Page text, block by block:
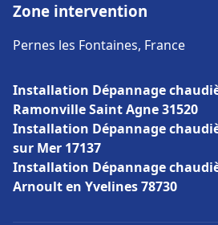
Zone intervention
Pernes les Fontaines, France
Installation Dépannage
Ramonville Saint Agne 31520
Installation Dépannage
sur Mer 17137
Installation Dépannage
Arnoult en Yvelines 78730